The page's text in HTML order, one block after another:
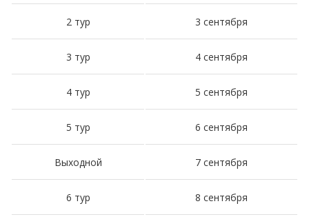
2 тур 3 сентября
3 тур 4 сентября
4 тур 5 сентября
5 тур 6 сентября
Выходной 7 сентября
6 тур 8 сентября